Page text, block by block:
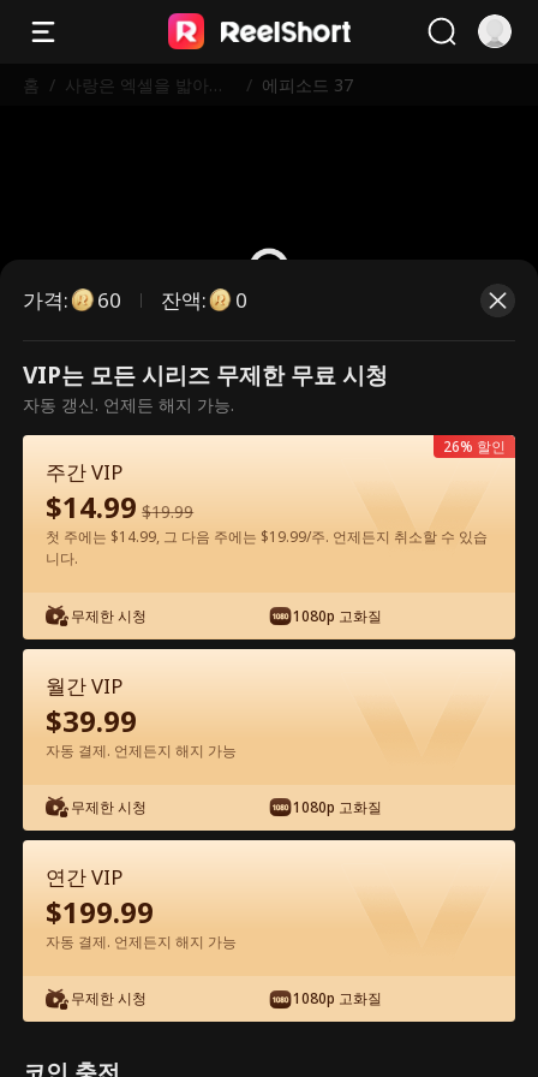
홈 / 사랑은 엑셀을 밟아버
/ 에피소드 37
유료 에피소드입니다. 시청하시려면
잠금을 해제해 주세요.
에피소드 37 - 사랑은 엑셀을 밟아버렸다
전체 영화
0-49 50-57 모든 에피소드
37
가격: 60 잔액: 0
VIP는 모든 시리즈 무제한 무료 시청
자동 갱신. 언제든 해지 가능.
주간 VIP
$14.99 $19.99
첫 주에는 $14.99, 그 다음 주에는 $19.99/주. 언제든지 취소할 수 있습
니다.
무제한 시청 1080p 고화질
26% 할인
월간 VIP
$39.99
자동 결제. 언제든지 해지 가능
무제한 시청 1080p 고화질
연간 VIP
$199.99
자동 결제. 언제든지 해지 가능
무제한 시청 1080p 고화질